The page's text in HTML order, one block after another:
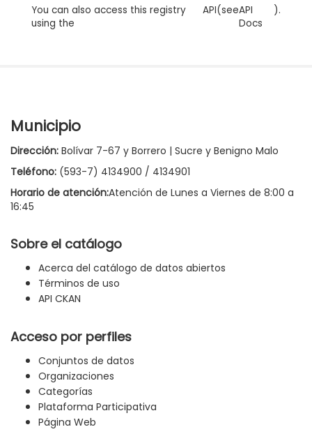
You can also access this registry
using the
API(seeAPI
Docs
).
Municipio
Dirección: Bolívar 7-67 y Borrero | Sucre y Benigno Malo
Teléfono: (593-7) 4134900 / 4134901
Horario de atención:Atención de Lunes a Viernes de 8:00 a
16:45
Sobre el catálogo
Acerca del catálogo de datos abiertos
Términos de uso
API CKAN
Acceso por perfiles
Conjuntos de datos
Organizaciones
Categorías
Plataforma Participativa
Página Web